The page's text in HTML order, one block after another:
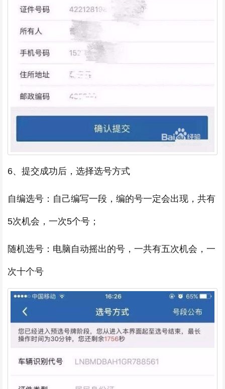
6、提交成功后，选择选号方式
自编选号：自己编写一段，编的号一定会出现，共有
5次机会，一次5个号；
随机选号：电脑自动摇出的号，一共有五次机会，一
次十个号